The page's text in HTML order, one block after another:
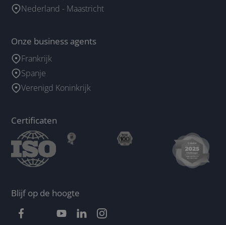
Nederland - Maastricht
Onze business agents
Frankrijk
Spanje
Verenigd Koninkrijk
Certificaten
Blijf op de hoogte